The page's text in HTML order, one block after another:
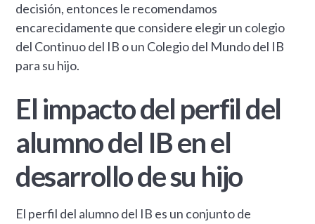
decisión, entonces le recomendamos
encarecidamente que considere elegir un colegio
del Continuo del IB o un Colegio del Mundo del IB
para su hijo.
El impacto del perfil del
alumno del IB en el
desarrollo de su hijo
El perfil del alumno del IB es un conjunto de